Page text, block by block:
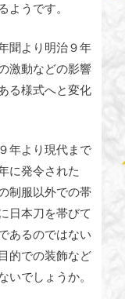
ようです。
聞より明治９年
激動などの影響
る様式へと変化
年より現代まで
に発令された
制服以外での帯
日本刀を帯びて
あるのではない
的での装飾など
いでしょうか。